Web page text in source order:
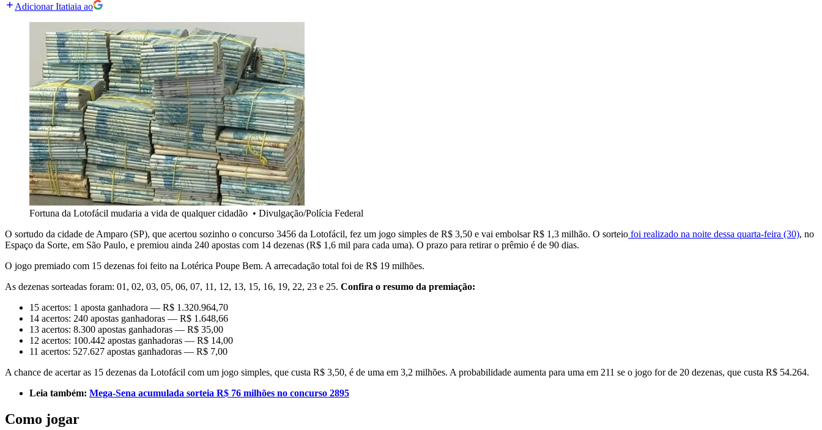
Adicionar Itatiaia ao
Fortuna da Lotofácil mudaria a vida de qualquer cidadão • Divulgação/Polícia Federal
O sortudo da cidade de Amparo (SP), que acertou sozinho o concurso 3456 da Lotofácil, fez um jogo simples de R$ 3,50 e vai embolsar R$ 1,3 milhão. O sorteio foi realizado na noite dessa quarta-feira (30), no
Espaço da Sorte, em São Paulo, e premiou ainda 240 apostas com 14 dezenas (R$ 1,6 mil para cada uma). O prazo para retirar o prêmio é de 90 dias.
O jogo premiado com 15 dezenas foi feito na Lotérica Poupe Bem. A arrecadação total foi de R$ 19 milhões.
As dezenas sorteadas foram: 01, 02, 03, 05, 06, 07, 11, 12, 13, 15, 16, 19, 22, 23 e 25. Confira o resumo da premiação:
15 acertos: 1 aposta ganhadora — R$ 1.320.964,70
14 acertos: 240 apostas ganhadoras — R$ 1.648,66
13 acertos: 8.300 apostas ganhadoras — R$ 35,00
12 acertos: 100.442 apostas ganhadoras — R$ 14,00
11 acertos: 527.627 apostas ganhadoras — R$ 7,00
A chance de acertar as 15 dezenas da Lotofácil com um jogo simples, que custa R$ 3,50, é de uma em 3,2 milhões. A probabilidade aumenta para uma em 211 se o jogo for de 20 dezenas, que custa R$ 54.264.
Leia também: Mega-Sena acumulada sorteia R$ 76 milhões no concurso 2895
Como jogar